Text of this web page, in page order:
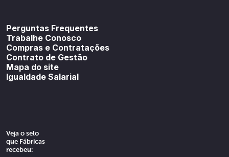
Perguntas Frequentes
Trabalhe Conosco
Compras e Contratações
Contrato de Gestão
Mapa do site
Igualdade Salarial
Veja o selo
que Fábricas
recebeu: